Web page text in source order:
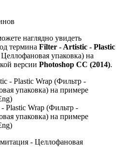
наглядно увидеть
термина Filter - Artistic - Plastic
упаковка) на
версии Photoshop CC (2014).
Plastic Wrap (Фильтр -
упаковка) на примере